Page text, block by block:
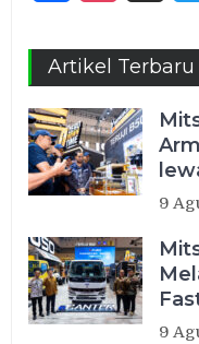
Artikel Terbaru
9
9